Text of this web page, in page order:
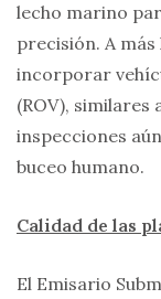
lecho marino
precisión. A
incorporar
(ROV),
inspecciones
buceo humano.
Calidad de las
El Emisario